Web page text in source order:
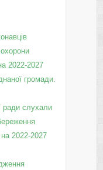
2022-2027
громади.
ради слухали
на 2022-2027